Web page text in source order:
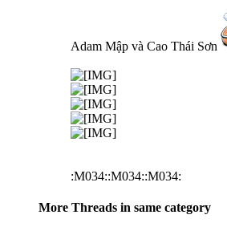
Adam Mập và Cao Thái Sơn
:M034::M034::M034:
More Threads in same category